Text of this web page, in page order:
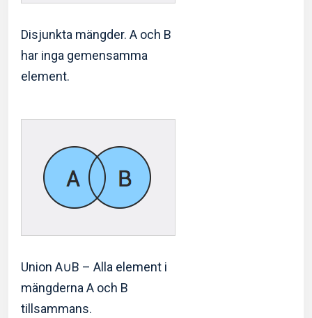
Disjunkta mängder. A och B
har inga gemensamma
element.
Union A∪B – Alla element i
mängderna A och B
tillsammans.